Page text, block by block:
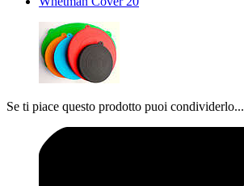
Se ti piace questo prodotto puoi condividerlo...